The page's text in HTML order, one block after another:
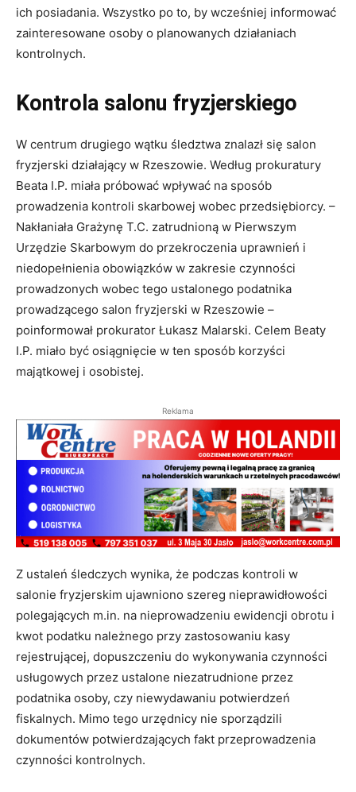
ich posiadania. Wszystko po to, by wcześniej informować
zainteresowane osoby o planowanych działaniach
kontrolnych.
Kontrola salonu fryzjerskiego
W centrum drugiego wątku śledztwa znalazł się salon
fryzjerski działający w Rzeszowie. Według prokuratury
Beata I.P. miała próbować wpływać na sposób
prowadzenia kontroli skarbowej wobec przedsiębiorcy. –
Nakłaniała Grażynę T.C. zatrudnioną w Pierwszym
Urzędzie Skarbowym do przekroczenia uprawnień i
niedopełnienia obowiązków w zakresie czynności
prowadzonych wobec tego ustalonego podatnika
prowadzącego salon fryzjerski w Rzeszowie –
poinformował prokurator Łukasz Malarski. Celem Beaty
I.P. miało być osiągnięcie w ten sposób korzyści
majątkowej i osobistej.
Reklama
Z ustaleń śledczych wynika, że podczas kontroli w
salonie fryzjerskim ujawniono szereg nieprawidłowości
polegających m.in. na nieprowadzeniu ewidencji obrotu i
kwot podatku należnego przy zastosowaniu kasy
rejestrującej, dopuszczeniu do wykonywania czynności
usługowych przez ustalone niezatrudnione przez
podatnika osoby, czy niewydawaniu potwierdzeń
fiskalnych. Mimo tego urzędnicy nie sporządzili
dokumentów potwierdzających fakt przeprowadzenia
czynności kontrolnych.